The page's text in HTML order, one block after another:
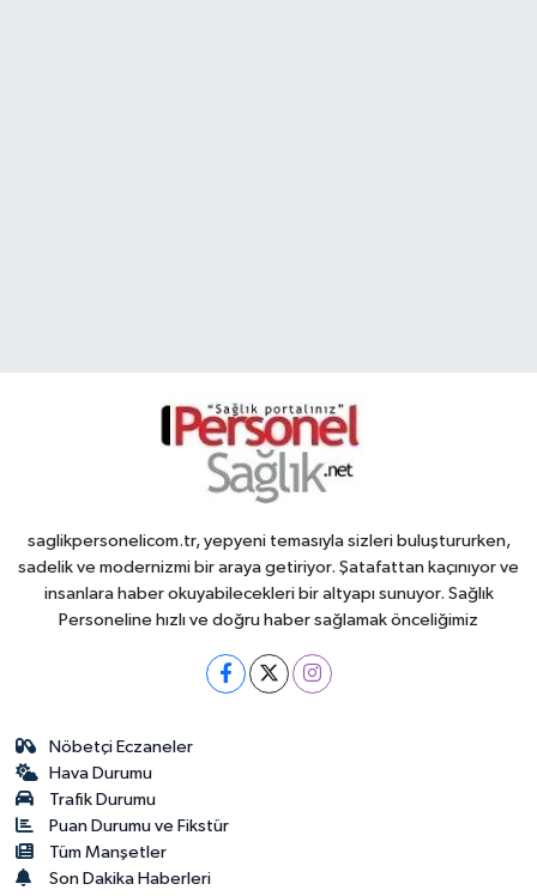
saglikpersonelicom.tr, yepyeni temasıyla sizleri buluştururken,
sadelik ve modernizmi bir araya getiriyor. Şatafattan kaçınıyor ve
insanlara haber okuyabilecekleri bir altyapı sunuyor. Sağlık
Personeline hızlı ve doğru haber sağlamak önceliğimiz
Nöbetçi Eczaneler
Hava Durumu
Trafik Durumu
Puan Durumu ve Fikstür
Tüm Manşetler
Son Dakika Haberleri